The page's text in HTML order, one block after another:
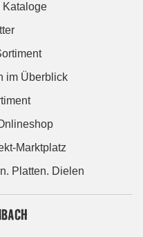
Kataloge
im Überblick
Marktplatz
Platten. Dielen